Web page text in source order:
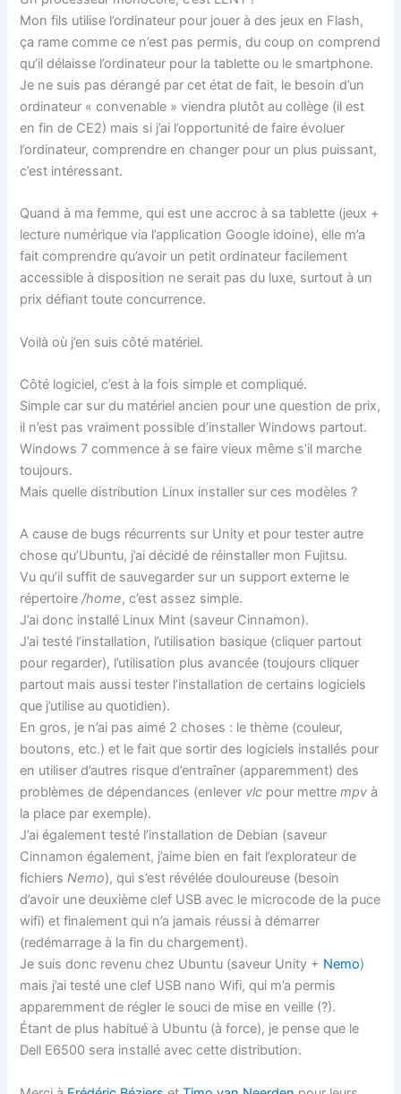
Mon fils utilise l’ordinateur pour jouer à des jeux en Flash,
ça rame comme ce n’est pas permis, du coup on comprend
qu’il délaisse l’ordinateur pour la tablette ou le smartphone.
Je ne suis pas dérangé par cet état de fait, le besoin d’un
ordinateur « convenable » viendra plutôt au collège (il est
en fin de CE2) mais si j’ai l’opportunité de faire évoluer
l’ordinateur, comprendre en changer pour un plus puissant,
c’est intéressant.
Quand à ma femme, qui est une accroc à sa tablette (jeux +
lecture numérique via l’application Google idoine), elle m’a
fait comprendre qu’avoir un petit ordinateur facilement
accessible à disposition ne serait pas du luxe, surtout à un
prix défiant toute concurrence.
Voilà où j’en suis côté matériel.
Côté logiciel, c’est à la fois simple et compliqué.
Simple car sur du matériel ancien pour une question de prix,
il n’est pas vraiment possible d’installer Windows partout.
Windows 7 commence à se faire vieux même s’il marche
toujours.
Mais quelle distribution Linux installer sur ces modèles ?
A cause de bugs récurrents sur Unity et pour tester autre
chose qu’Ubuntu, j’ai décidé de réinstaller mon Fujitsu.
Vu qu’il suffit de sauvegarder sur un support externe le
répertoire/home, c’est assez simple.
J’ai donc installé Linux Mint (saveur Cinnamon).
J’ai testé l’installation, l’utilisation basique (cliquer partout
pour regarder), l’utilisation plus avancée (toujours cliquer
partout mais aussi tester l’installation de certains logiciels
que j’utilise au quotidien).
En gros, je n’ai pas aimé 2 choses : le thème (couleur,
boutons, etc.) et le fait que sortir des logiciels installés pour
en utiliser d’autres risque d’entraîner (apparemment) des
problèmes de dépendances (enlever vlc pour mettrempv à
la place par exemple).
J’ai également testé l’installation de Debian (saveur
Cinnamon également, j’aime bien en fait l’explorateur de
fichiersNemo), qui s’est révélée douloureuse (besoin
d’avoir une deuxième clef USB avec le microcode de la puce
wifi) et finalement qui n’a jamais réussi à démarrer
(redémarrage à la fin du chargement).
Je suis donc revenu chez Ubuntu (saveur Unity + Nemo)
mais j’ai testé une clef USB nano Wifi, qui m’a permis
apparemment de régler le souci de mise en veille (?).
Étant de plus habitué à Ubuntu (à force), je pense que le
Dell E6500 sera installé avec cette distribution.